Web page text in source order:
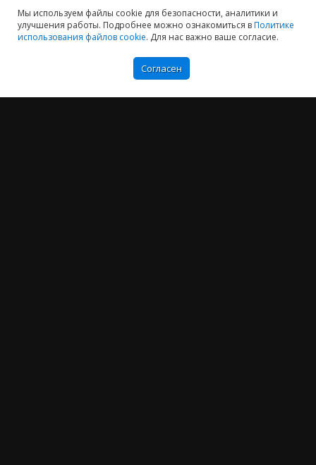
Мы используем файлы cookie для безопасности, аналитики и
улучшения работы. Подробнее можно ознакомиться вПолитике
использования файлов cookie. Для нас важно ваше согласие.
Согласен
Мы хотим принести в Россию самые передовые облачные технологии и